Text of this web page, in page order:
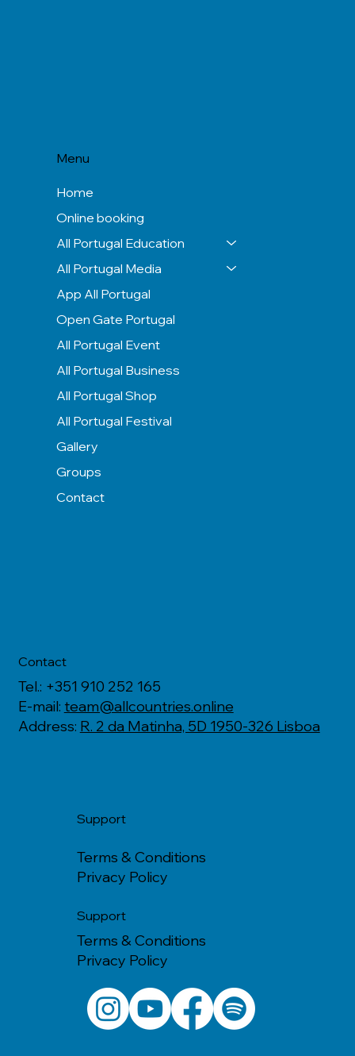
Menu
Home
Online booking
All Portugal Education
All Portugal Media
App All Portugal
Open Gate Portugal
All Portugal Event
All Portugal Business
All Portugal Shop
All Portugal Festival
Gallery
Groups
Contact
Support
Terms & Conditions
Privacy Policy
Support
Terms & Conditions
Privacy Policy
Contact
Tel.: +351 910 252 165
E-mail: team@allcountries.online
Address: R. 2 da Matinha, 5D 1950-326 Lisboa